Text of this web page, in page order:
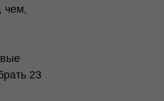
чем,
23